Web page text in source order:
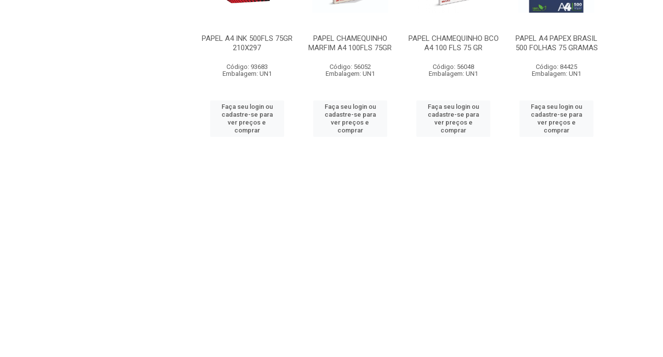
PAPEL A4 INK 500FLS 75GR
210X297
Código: 93683
Embalagem: UN1
Faça seu login ou
cadastre-se para
ver preços e
comprar
PAPEL CHAMEQUINHO
MARFIM A4 100FLS 75GR
Código: 56052
Embalagem: UN1
Faça seu login ou
cadastre-se para
ver preços e
comprar
PAPEL CHAMEQUINHO BCO
A4 100 FLS 75 GR
Código: 56048
Embalagem: UN1
Faça seu login ou
cadastre-se para
ver preços e
comprar
PAPEL A4 PAPEX BRASIL
500 FOLHAS 75 GRAMAS
Código: 84425
Embalagem: UN1
Faça seu login ou
cadastre-se para
ver preços e
comprar